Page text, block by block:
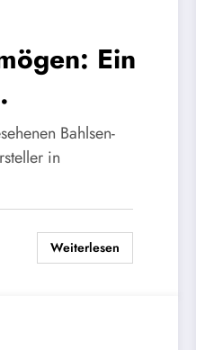
Ein
Bahlsen-
in
Weiterlesen